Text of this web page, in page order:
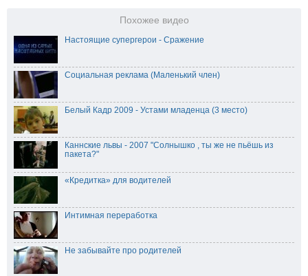
Похожее видео
Настоящие супергерои - Сражение
Социальная реклама (Маленький член)
Белый Кадр 2009 - Устами младенца (3 место)
Каннские львы - 2007 "Солнышко , ты же не пьёшь из
пакета?"
«Кредитка» для водителей
Интимная переработка
Не забывайте про родителей